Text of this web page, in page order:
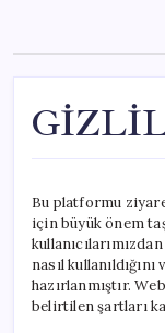
content
Bu platformu
için büyük önem
nasıl
hazırlanmıştır.
belirtilen şartları